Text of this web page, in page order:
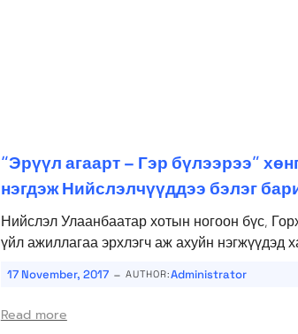
“Эрүүл агаарт – Гэр бүлээрээ”
нэгдэж Нийслэлчүүддээ бэлэг
Нийслэл Улаанбаатар хотын ногоон бүс,
үйл ажиллагаа эрхлэгч аж ахуйн нэгжүүдэд
17 November, 2017 - AUTHOR:Administrator
Read more